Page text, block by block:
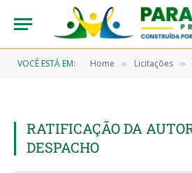
VOCÊ ESTÁ EM: Home » Licitações »
RATIFICAÇÃO DA
DESPACHO